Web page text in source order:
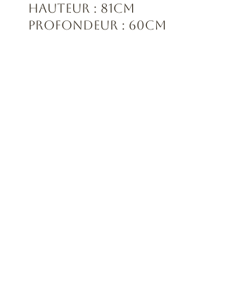
Hauteur : 81cm
Profondeur : 60cm